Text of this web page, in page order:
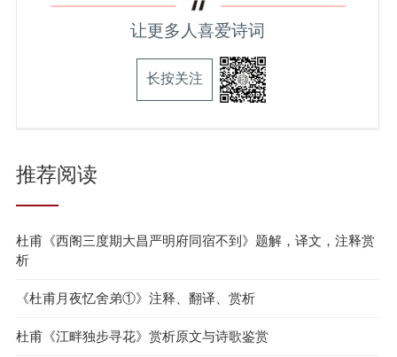
让更多人喜爱诗词
长按关注
推荐阅读
杜甫《西阁三度期大昌严明府同宿不到》题解，译文，注释赏
析
《杜甫月夜忆舍弟①》注释、翻译、赏析
杜甫《江畔独步寻花》赏析原文与诗歌鉴赏